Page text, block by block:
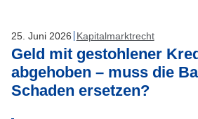
Gelsenkirchen:
Erste
beginnen
25 Juni 2026 Kapitalmarktrecht
Geld mit gestohlener
abgehoben – muss die
Schaden ersetzen?